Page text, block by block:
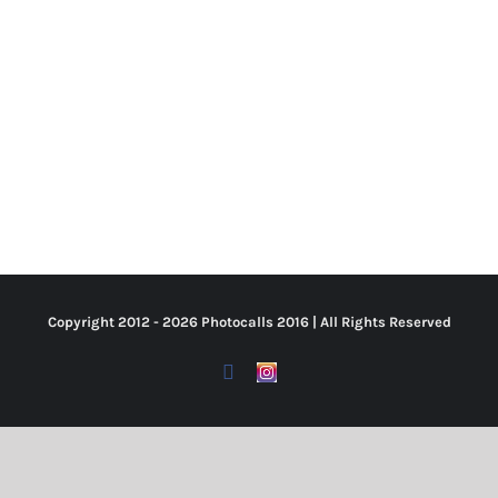
Copyright 2012 - 2026 Photocalls 2016| All Rights Reserved
Facebook
Https://www.instagram.com/